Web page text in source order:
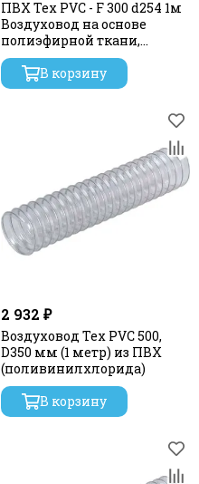
ПВХ Tex PVC - F 300 d254 1м
Воздуховод на основе
полиэфирной ткани,
пропитанной
В корзину
2 932 ₽
Воздуховод Tex PVC 500,
D350 мм (1 метр) из ПВХ
(поливинилхлорида)
В корзину